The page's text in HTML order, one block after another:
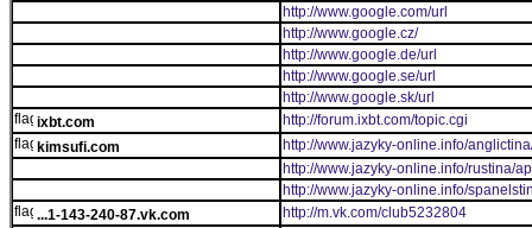
http://www.google.com/url
http://www.google.cz/
http://www.google.de/url
http://www.google.se/url
http://www.google.sk/url
ixbt.com
http://forum.ixbt.com/topic.cgi
kimsufi.com
http://www.jazyky-online.info/
http://www.jazyky-online.info/rustina/
http://www.jazyky-online.info/
...1-143-240-87.vk.com
http://m.vk.com/club5232804